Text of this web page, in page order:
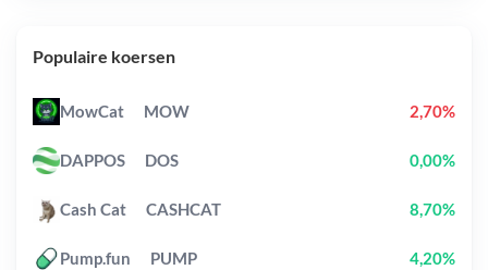
Populaire koersen
MowCat MOW 2,70%
DAPPOS DOS 0,00%
Cash Cat CASHCAT 8,70%
Pump.fun PUMP 4,20%